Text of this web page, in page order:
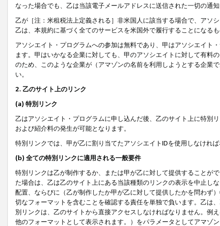
なった場合でも、乙は当該電子メールアドレスに送信された一切の通
乙が［注：米租税法上定義される］非米国人に該当する場合で、アソ
乙は、本規約に基づく全てのサービスを米国外で履行することになる
アソシエイト・プログラムへの参加は無料であり、甲はアソシエイト
ます。甲はいかなる企業に対しても、甲のアソシエイトに対して有料
のため、このような企業が（アマゾンの名前を利用しようとする企業
い。
2. 乙のサイト上のリンク
(a) 特別リンク
乙はアソシエイト・プログラムに申し込んだ後、乙のサイト上に特別
および紹介料の発生が可能となります。
特別リンクでは、甲が乙に割り当てたアソシエイトIDを使用しなけれ
(b) 全ての特別リンクに適用される一般要件
特別リンクは乙が制作するか、または甲が乙に対して提供することが
た場合は、乙は乙のサイト上にある当該種類のリンクの表示を中止し
配置、ならびに（乙が制作したか甲が乙に対して提供したかを問わず
切なフォーマットを含むことを確認する責任を単独で負います。乙は
別リンクは、乙のサイトから直接アクセスしなければなりません。例
他のフォーマットとして表示されます。）をパラメータとしてアマゾ